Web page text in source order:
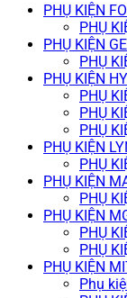
PHỤ KIỆN
PHỤ
PHỤ KIỆN
PHỤ
PHỤ KIỆN
PHỤ
PHỤ
PHỤ
PHỤ KIỆN
PHỤ
PHỤ KIỆN
PHỤ
PHỤ KIỆN
PHỤ
PHỤ
PHỤ KIỆN
Phụ